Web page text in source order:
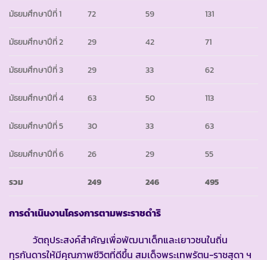
มัธยมศึกษาปีที่ 1 72 59 131
มัธยมศึกษาปีที่ 2 29 42 71
มัธยมศึกษาปีที่ 3 29 33 62
มัธยมศึกษาปีที่ 4 63 50 113
มัธยมศึกษาปีที่ 5 30 33 63
มัธยมศึกษาปีที่ 6 26 29 55
รวม 249 246 495
การดำเนินงานโครงการตามพระราชดำริ
วัตถุประสงค์สำคัญเพื่อพัฒนาเด็กและเยาวชนในถิ่น
ทุรกันดารให้มีคุณภาพชีวิตที่ดีขึ้น สมเด็จพระเทพรัตน-ราชสุดา ฯ